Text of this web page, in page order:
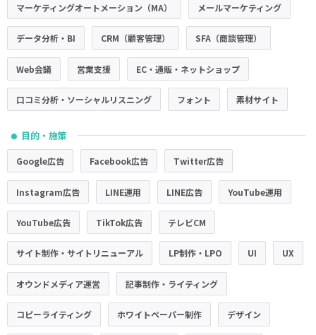
マーケティングオートメーション（MA） メールマーケティング
データ分析・BI CRM（顧客管理） SFA（商談管理）
Web会議 営業支援 EC・通販・ネットショップ
口コミ分析・ソーシャルリスニング フォント 素材サイト
● 目的・施策
Google広告 Facebook広告 Twitter広告
Instagram広告 LINE運用 LINE広告 YouTube運用
YouTube広告 TikTok広告 テレビCM
サイト制作・サイトリニューアル LP制作・LPO UI UX
オウンドメディア運営 記事制作・ライティング
コピーライティング ホワイトペーパー制作 デザイン